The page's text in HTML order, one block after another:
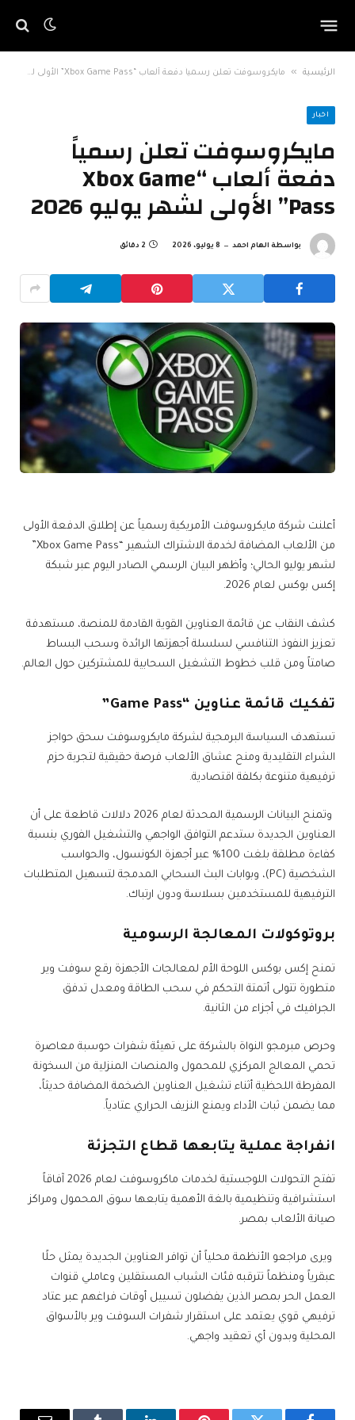
الرئيسية » مايكروسوفت تعلن رسمياً دفعة ألعاب “Xbox Game Pass” الأولى لشهر يوليو 2026
اخبار
مايكروسوفت تعلن رسمياً
دفعة ألعاب “Xbox Game
Pass” الأولى لشهر يوليو 2026
بواسطة الهام احمد 8 يوليو، 2026 2 دقائق
أعلنت شركة مايكروسوفت الأمريكية رسمياً عن إطلاق الدفعة الأولى
من الألعاب المضافة لخدمة الاشتراك الشهير “Xbox Game Pass”
لشهر يوليو الحالي؛ وأظهر البيان الرسمي الصادر اليوم عبر شبكة
إكس بوكس لعام 2026.
كشف النقاب عن قائمة العناوين القوية القادمة للمنصة، مستهدفة
تعزيز النفوذ التنافسي لسلسلة أجهزتها الرائدة وسحب البساط
صامتاً ومن قلب خطوط التشغيل السحابية للمشتركين حول العالم.
تفكيك قائمة عناوين “Game Pass”
تستهدف السياسة البرمجية لشركة مايكروسوفت سحق حواجز
الشراء التقليدية ومنح عشاق الألعاب فرصة حقيقية لتجربة حزم
ترفيهية متنوعة بكلفة اقتصادية.
وتمنح البيانات الرسمية المحدثة لعام 2026 دلالات قاطعة على أن
العناوين الجديدة ستدعم التوافق الواجهي والتشغيل الفوري بنسبة
كفاءة مطلقة بلغت 100% عبر أجهزة الكونسول، والحواسب
الشخصية (PC)، وبوابات البث السحابي المدمجة لتسهيل المتطلبات
الترفيهية للمستخدمين بسلاسة ودون ارتباك.
بروتوكولات المعالجة الرسومية
تمنح إكس بوكس اللوحة الأم لمعالجات الأجهزة رقع سوفت وير
متطورة تتولى أتمتة التحكم في سحب الطاقة ومعدل تدفق
الجرافيك في أجزاء من الثانية.
وحرص مبرمجو النواة بالشركة على تهيئة شفرات حوسبة معاصرة
تحمي المعالج المركزي للمحمول والمنصات المنزلية من السخونة
المفرطة اللحظية أثناء تشغيل العناوين الضخمة المضافة حديثاً،
مما يضمن ثبات الأداء ويمنع النزيف الحراري عتادياً.
انفراجة عملية يتابعها قطاع التجزئة
تفتح التحولات اللوجستية لخدمات ماكروسوفت لعام 2026 آفاقاً
استشرافية وتنظيمية بالغة الأهمية يتابعها سوق المحمول ومراكز
صيانة الألعاب بمصر.
ويرى مراجعو الأنظمة محلياً أن توافر العناوين الجديدة يمثل حلًا
عبقرياً ومنظماً تترقبه فئات الشباب المستقلين وعاملي قنوات
العمل الحر بمصر الذين يفضلون تسييل أوقات فراغهم عبر عتاد
ترفيهي قوي يعتمد على استقرار شفرات السوفت وير بالأسواق
المحلية وبدون أي تعقيد واجهي.